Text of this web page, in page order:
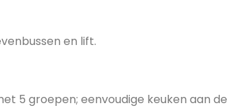
en lift.
5 groepen; eenvoudige keuken aan de